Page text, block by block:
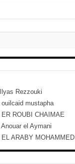
Rezzouki
mustapha
ROUBI CHAIMAE
el Aymani
ARABY MOHAMMED